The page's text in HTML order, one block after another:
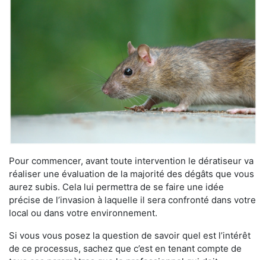
Pour commencer, avant toute intervention le dératiseur va
réaliser une évaluation de la majorité des dégâts que vous
aurez subis. Cela lui permettra de se faire une idée
précise de l’invasion à laquelle il sera confronté dans votre
local ou dans votre environnement.
Si vous vous posez la question de savoir quel est l’intérêt
de ce processus, sachez que c’est en tenant compte de